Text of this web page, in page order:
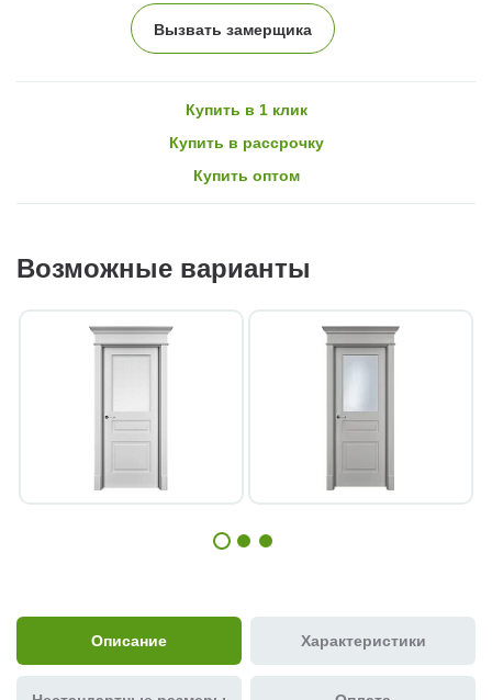
Вызвать замерщика
Купить в 1 клик
Купить в рассрочку
Купить оптом
Возможные варианты
Описание Характеристики